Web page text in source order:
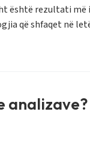
është rezultati
që shfaqet në
analizave?